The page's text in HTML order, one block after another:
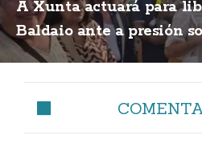
A Xunta actuará para
Baldaio ante a presión